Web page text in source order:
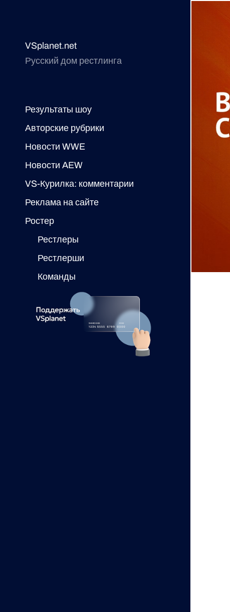
VSplanet.net
Русский дом рестлинга
Результаты шоу
Авторские рубрики
Новости WWE
Новости AEW
VS-Курилка: комментарии
Реклама на сайте
Ростер
Рестлеры
Рестлерши
Команды